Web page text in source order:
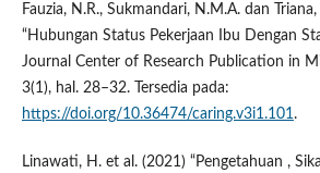
Fauzia, N.R., Sukmandari, N.M.A. dan Triana,
“Hubungan Status Pekerjaan Ibu Dengan
Journal Center of Research Publication in
3(1), hal. 28–32. Tersedia pada:
https://doi.org/10.36474/caring.v3i1.101 .
Linawati, H. et al. (2021) “Pengetahuan ,